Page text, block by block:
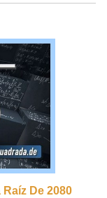
De 2080